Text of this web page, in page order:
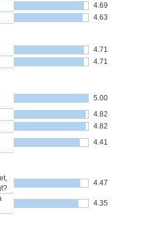
4.69
4.63
4.71
4.71
5.00
4.82
4.82
4.41
4.47
4.35